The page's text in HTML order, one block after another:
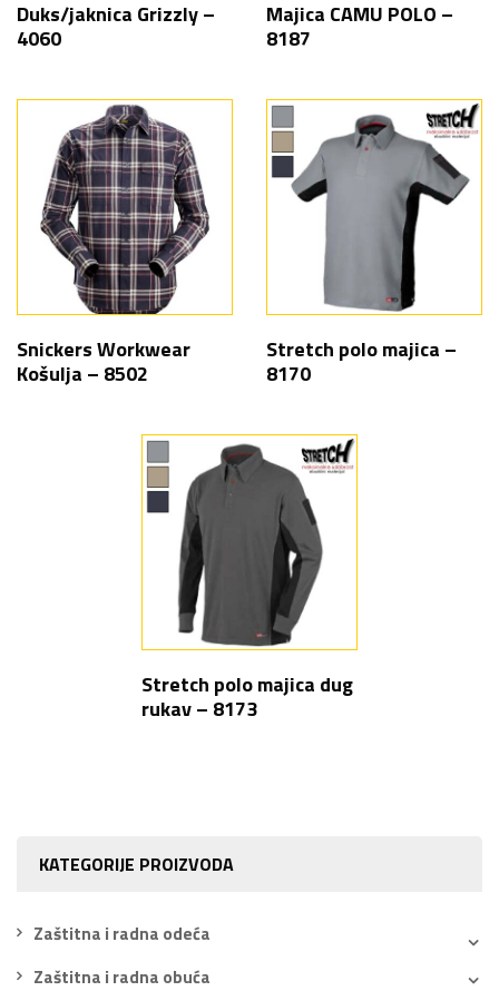
KATEGORIJE PROIZVODA
Zaštitna i radna odeća
Zaštitna i radna obuća
Duks/jaknica Grizzly –
4060
Majica CAMU POLO –
8187
Snickers Workwear
Košulja – 8502
Stretch polo majica –
8170
Stretch polo majica dug
rukav – 8173